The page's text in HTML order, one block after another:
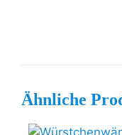
Ähnliche